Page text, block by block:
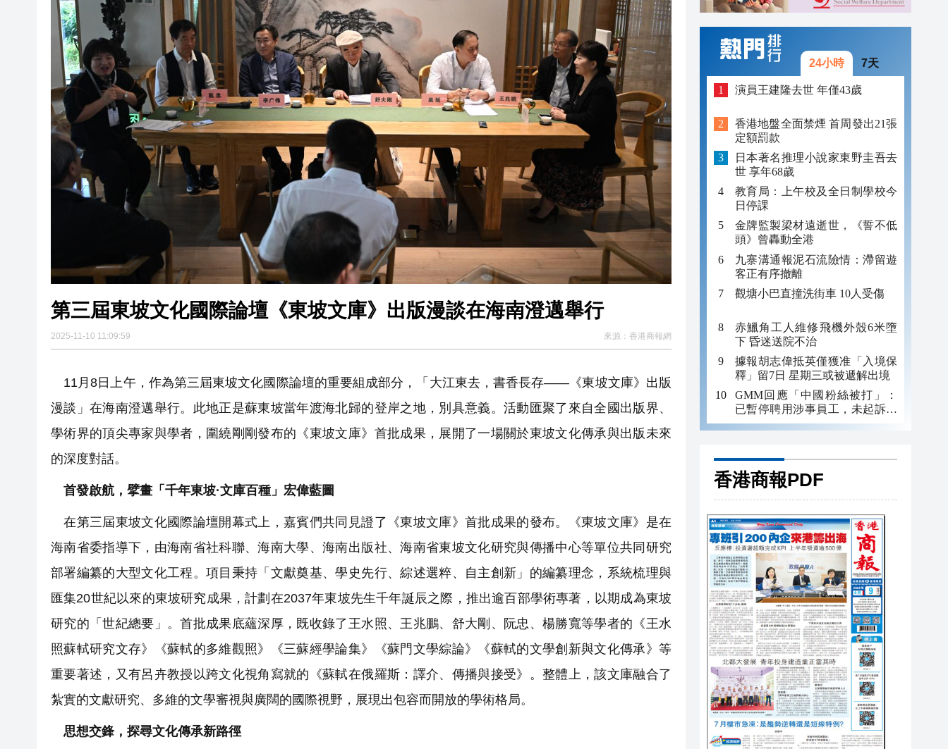
​100+HKArtShow亮相香港圓方：數字藝術探索文化表達新路徑
17:25
長鑫科技上市，碧桂園少賺420多億
17:23
耀才證券遭證監譴責兼罰款280萬 涉可疑交易監控缺失
17:19
哈電集團原黨委常委、紀委書記楊宏勇被開除黨籍
17:17
71歲小巴司機服感冒藥後駕車輾斃八旬老翁 被判監14個月及停牌5年
17:17
中環26歲交易員挪用5000萬 傳炒海力士ETF蝕1.5億
17:05
第三屆東坡文化國際論壇《東坡文庫》出版漫談在海南澄邁舉行
2025-11-10 11:09:59 來源： 香港商報網
11月8日上午，作為第三屆東坡文化國際論壇的重要組成部分，「大江東去，書香長存——《東坡文庫》出版
漫談」在海南澄邁舉行。此地正是蘇東坡當年渡海北歸的登岸之地，別具意義。活動匯聚了來自全國出版界、
學術界的頂尖專家與學者，圍繞剛剛發布的《東坡文庫》首批成果，展開了一場關於東坡文化傳承與出版未來
的深度對話。
首發啟航，擘畫「千年東坡·文庫百種」宏偉藍圖
在第三屆東坡文化國際論壇開幕式上，嘉賓們共同見證了《東坡文庫》首批成果的發布。《東坡文庫》是在
海南省委指導下，由海南省社科聯、海南大學、海南出版社、海南省東坡文化研究與傳播中心等單位共同研究
部署編纂的大型文化工程。項目秉持「文獻奠基、學史先行、綜述選粹、自主創新」的編纂理念，系統梳理與
匯集20世紀以來的東坡研究成果，計劃在2037年東坡先生千年誕辰之際，推出逾百部學術專著，以期成為東坡
研究的「世紀總要」。首批成果底蘊深厚，既收錄了王水照、王兆鵬、舒大剛、阮忠、楊勝寬等學者的《王水
照蘇軾研究文存》《蘇軾的多維觀照》《三蘇經學論集》《蘇門文學綜論》《蘇軾的文學創新與文化傳承》等
重要著述，又有呂卉教授以跨文化視角寫就的《蘇軾在俄羅斯：譯介、傳播與接受》。整體上，該文庫融合了
紮實的文獻研究、多維的文學審視與廣闊的國際視野，展現出包容而開放的學術格局。
思想交鋒，探尋文化傳承新路徑
24小時 7天
演員王建隆去世 年僅43歲
香港地盤全面禁煙 首周發出21張
定額罰款
日本著名推理小說家東野圭吾去
世 享年68歲
教育局：上午校及全日制學校今
日停課
金牌監製梁材遠逝世，《誓不低
頭》曾轟動全港
九寨溝通報泥石流險情：滯留遊
客正有序撤離
觀塘小巴直撞洗街車 10人受傷
赤鱲角工人維修飛機外殼6米墮
下 昏迷送院不治
據報胡志偉抵英僅獲准「入境保
釋」留7日 星期三或被遞解出境
GMM回應「中國粉絲被打」：
已暫停聘用涉事員工，未起訴事
主
香港商報PDF